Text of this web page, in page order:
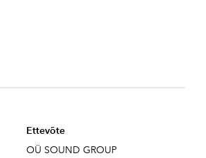
Ettevõte
OÜ SOUND GROUP